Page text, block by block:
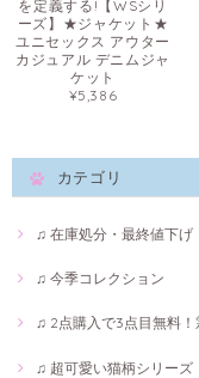
を定義する!【WSシリ
ーズ】★ジャケット★
ユニセックス アウター
カジュアル デニムジャ
ケット
¥5,386
カテゴリ
♫ 在庫処分・最終値下げ
♫ 今季コレクション
♫ 2点購入で3点目無料！
♫ 超可愛い猫柄シリーズ